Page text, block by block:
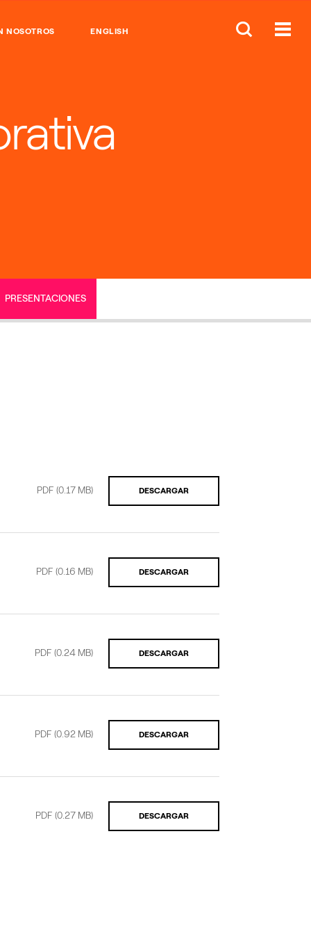
NOSOTROS ENGLISH
PRESENTACIONES
PDF (0.17 MB) DESCARGAR
PDF (0.16 MB) DESCARGAR
PDF (0.24 MB) DESCARGAR
PDF (0.92 MB) DESCARGAR
PDF (0.27 MB) DESCARGAR